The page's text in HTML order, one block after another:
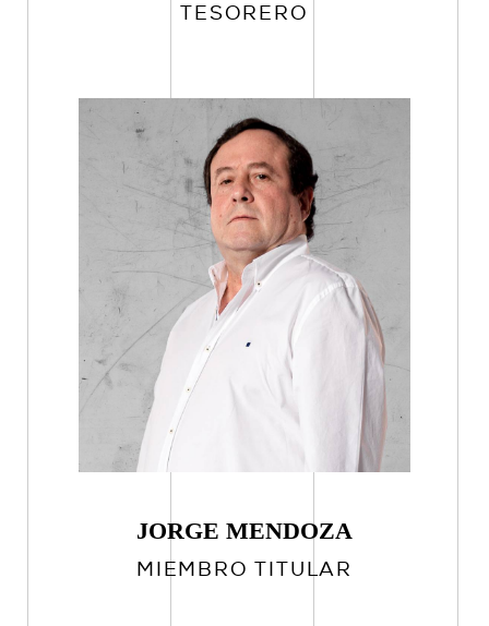
TESORERO
JORGE MENDOZA
MIEMBRO TITULAR